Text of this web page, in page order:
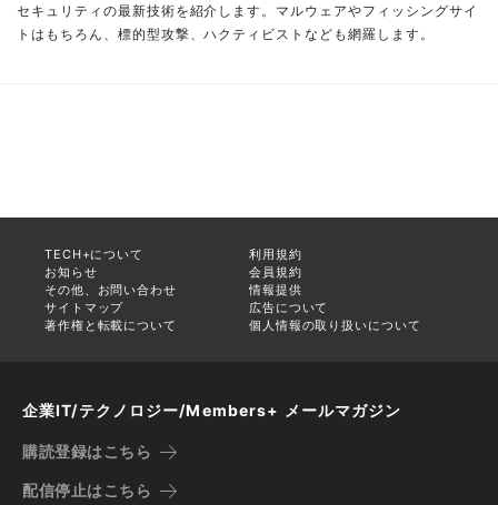
セキュリティの最新技術を紹介します。マルウェアやフィッシングサイ
トはもちろん、標的型攻撃、ハクティビストなども網羅します。
TECH+について
利用規約
お知らせ
会員規約
その他、お問い合わせ
情報提供
サイトマップ
広告について
著作権と転載について
個人情報の取り扱いについて
企業IT/テクノロジー/Members+ メールマガジン
購読登録はこちら
配信停止はこちら